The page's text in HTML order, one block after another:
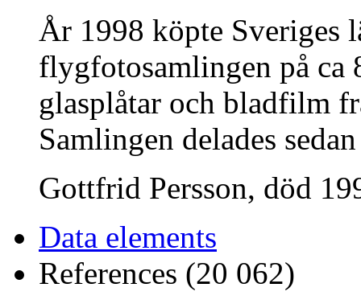
År 1998 köpte Sveriges
flygfotosamlingen på ca
glasplåtar och bladfilm
Samlingen delades
Gottfrid Persson, död
Data elements
References (20 062)